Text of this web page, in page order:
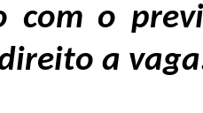
com o
a